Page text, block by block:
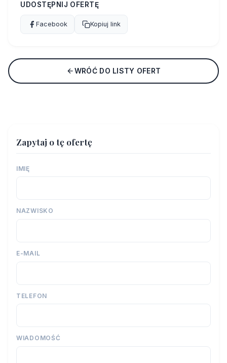
UDOSTĘPNIJ OFERTĘ
Facebook Kopiuj link
WRÓĆ DO LISTY OFERT
Zapytaj o tę ofertę
IMIĘ
NAZWISKO
E-MAIL
TELEFON
WIADOMOŚĆ